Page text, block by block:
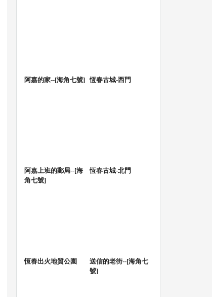
阿嘉的家--[海角七號] 恆春古城-西門
阿嘉上班的郵局--[海
角七號]
恆春古城-北門
恆春出火地質公園
送信的老街--[海角七
號]